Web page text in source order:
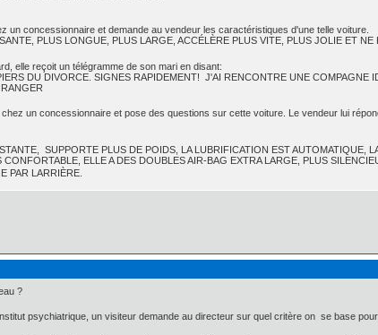
un concessionnaire et demande au vendeur les caractéristiques d'une telle voiture.
PLUS LONGUE, PLUS LARGE, ACCÉLÈRE PLUS VITE, PLUS JOLIE ET NE
elle reçoit un télégramme de son mari en disant:
DU DIVORCE. SIGNES RAPIDEMENT! J'AI RENCONTRE UNE COMPAGNE
un concessionnaire et pose des questions sur cette voiture. Le vendeur lui
SUPPORTE PLUS DE POIDS, LA LUBRIFICATION EST AUTOMATIQUE,
CONFORTABLE, ELLE A DES DOUBLES AIR-BAG EXTRA LARGE, PLUS
PAR LARRIÈRE.
?
psychiatrique, un visiteur demande au directeur sur quel critère on se base